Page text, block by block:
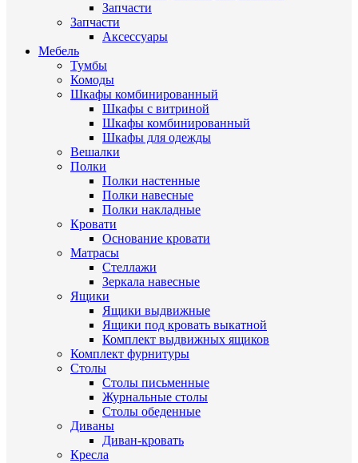
Запчасти
Запчасти
Аксессуары
Мебель
Тумбы
Комоды
Шкафы комбинированный
Шкафы с витриной
Шкафы комбинированный
Шкафы для одежды
Вешалки
Полки
Полки настенные
Полки навесные
Полки накладные
Кровати
Основание кровати
Матрасы
Стеллажи
Зеркала навесные
Ящики
Ящики выдвижные
Ящики под кровать выкатной
Комплект выдвижных ящиков
Комплект фурнитуры
Столы
Столы письменные
Журнальные cтолы
Столы обеденные
Диваны
Диван-кровать
Кресла